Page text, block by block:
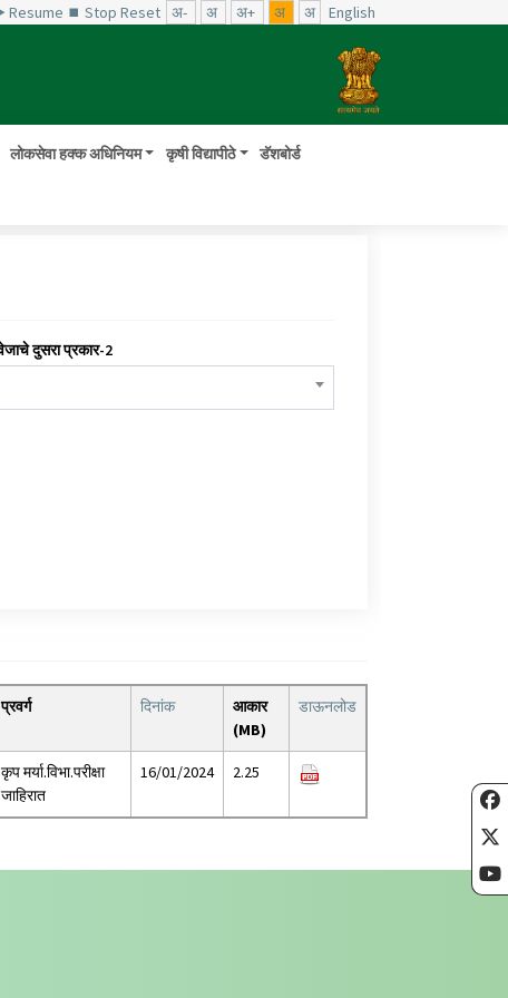
Resume ⏹ Stop Reset अ- अ अ+ अ अ English
लोकसेवा हक्क अधिनियम कृषी विद्यापीठे डॅशबोर्ड
दुसरा प्रकार-2
प्रवर्ग दिनांक
आकार
(MB)
डाऊनलोड
कृप मर्या.विभा.परीक्षा
जाहिरात
16/01/2024 2.25